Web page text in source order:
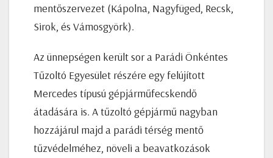
mentőszervezet (Kápolna, Nagyfüged, Recsk,
Sirok, és Vámosgyörk).
Az ünnepségen került sor a Parádi Önkéntes
Tűzoltó Egyesület részére egy felújított
Mercedes típusú gépjárműfecskendő
átadására is. A tűzoltó gépjármű nagyban
hozzájárul majd a parádi térség mentő
tűzvédelméhez, növeli a beavatkozások